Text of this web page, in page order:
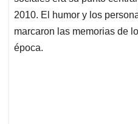
p
k
n
2010. El humor y los
marcaron las memorias de
época.